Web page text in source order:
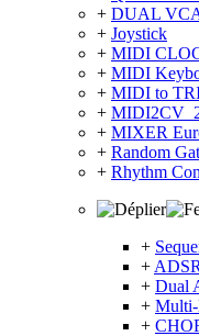
+ DUAL
+ Joystick
+ MIDI
+ MIDI
+ MIDI to
+
+ MIXER
+ Random
+ Rhythm
+
+
+ Dual
+ Multi-
+